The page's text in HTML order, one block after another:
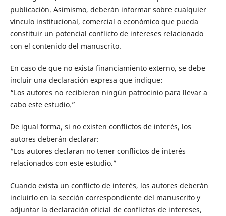
publicación. Asimismo, deberán informar sobre cualquier
vínculo institucional, comercial o económico que pueda
constituir un potencial conflicto de intereses relacionado
con el contenido del manuscrito.
En caso de que no exista financiamiento externo, se debe
incluir una declaración expresa que indique:
“Los autores no recibieron ningún patrocinio para llevar a
cabo este estudio.”
De igual forma, si no existen conflictos de interés, los
autores deberán declarar:
“Los autores declaran no tener conflictos de interés
relacionados con este estudio.”
Cuando exista un conflicto de interés, los autores deberán
incluirlo en la sección correspondiente del manuscrito y
adjuntar la declaración oficial de conflictos de intereses,